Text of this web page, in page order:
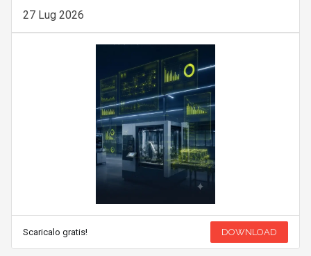
27 Lug 2026
Scaricalo gratis! DOWNLOAD